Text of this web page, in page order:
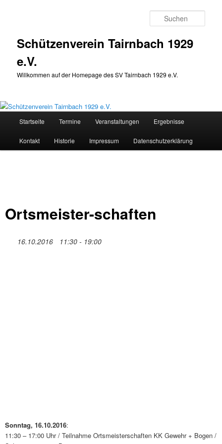
Schützenverein Tairnbach 1929
e.V.
Willkommen auf der Homepage des SV Tairnbach 1929 e.V.
Startseite Termine Veranstaltungen Ergebnisse
Kontakt Historie Impressum Datenschutzerklärung
Ortsmeister-schaften
16.10.2016 11:30 - 19:00
Sonntag, 16.10.2016:
11:30 – 17:00 Uhr / Teilnahme Ortsmeisterschaften KK Gewehr + Bogen /